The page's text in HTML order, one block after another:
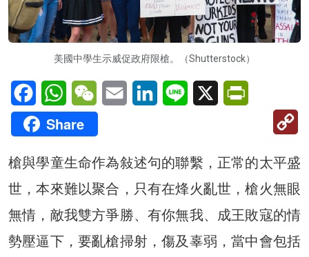
美國中學生示威促政府限槍。（Shutterstock）
FacebookWhatsAppWeChatEmail LinkedInLine X
Share
槍與學童生命作為敍述句的聯繫，正常的太平盛
世，本來難以聚合，只有在烽火亂世，槍火無眼
無情，敵我雙方爭勝、有你無我、成王敗寇的情
勢壓逼下，要亂槍掃射，傷及辜弱，當中會包括